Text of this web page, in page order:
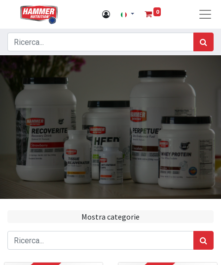
0
Mostra categorie